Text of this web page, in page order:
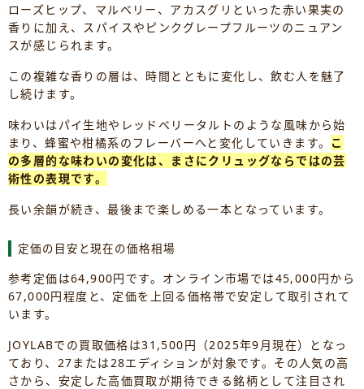
ローズヒップ、マルベリー、アカスグリといった赤い果実の
香りに加え、スパイスやピンクグレープフルーツのニュアン
スが感じられます。
この複雑な香りの層は、時間とともに変化し、飲む人を魅了
し続けます。
味わいはパイ生地やレッドベリータルトのような風味から始
まり、蜂蜜や柑橘系のフレーバーへと変化していきます。 こ
の多層的な味わいの変化は、まさにクリュッグならではの芸
術性の表現です。
長い余韻が続き、最後まで楽しめる一本となっています。
定価の目安と現在の価格相場
参考定価は64,900円です。オンライン市場では45,000円から
67,000円程度と、定価を上回る価格帯で安定して取引されて
います。
JOYLABでの買取価格は31,500円（2025年9月現在）となっ
ており、27または28エディションが対象です。その人気の高
さから、安定した高価買取が期待できる銘柄として注目され